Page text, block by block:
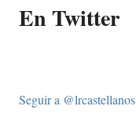
En Twitter
Seguir a @lrcastellanos